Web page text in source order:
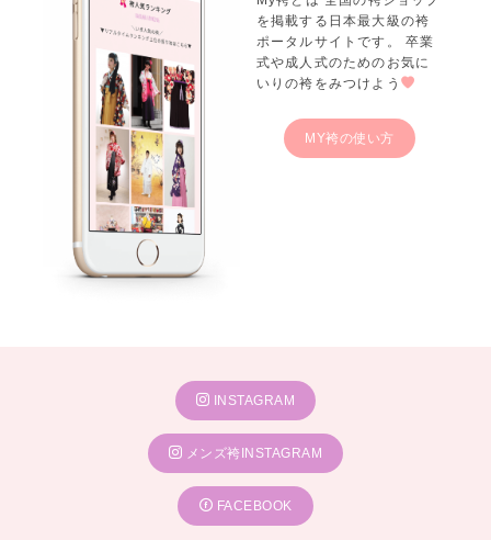
を掲載する日本最大級の袴
ポータルサイトです。 卒業
式や成人式のためのお気に
いりの袴をみつけよう
MY袴の使い方
INSTAGRAM
メンズ袴INSTAGRAM
FACEBOOK